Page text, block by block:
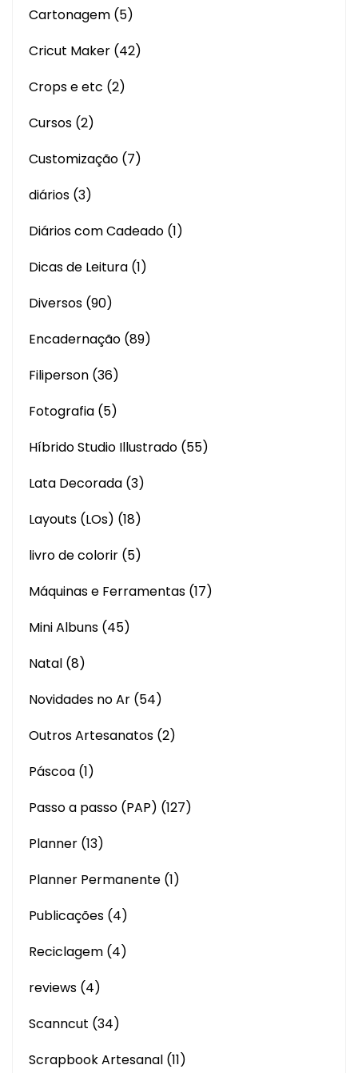
Cartonagem (5)
Cricut Maker (42)
Crops e etc (2)
Cursos (2)
Customização (7)
diários (3)
Diários com Cadeado (1)
Dicas de Leitura (1)
Diversos (90)
Encadernação (89)
Filiperson (36)
Fotografia (5)
Híbrido Studio Illustrado (55)
Lata Decorada (3)
Layouts (LOs) (18)
livro de colorir (5)
Máquinas e Ferramentas (17)
Mini Albuns (45)
Natal (8)
Novidades no Ar (54)
Outros Artesanatos (2)
Páscoa (1)
Passo a passo (PAP) (127)
Planner (13)
Planner Permanente (1)
Publicações (4)
Reciclagem (4)
reviews (4)
Scanncut (34)
Scrapbook Artesanal (11)